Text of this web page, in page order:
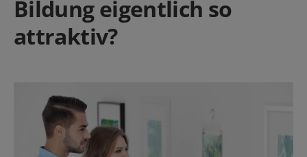
Bildung eigentlich so
attraktiv?